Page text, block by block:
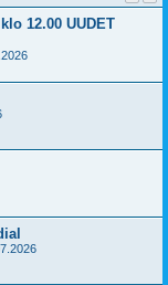
12.00 UUDET